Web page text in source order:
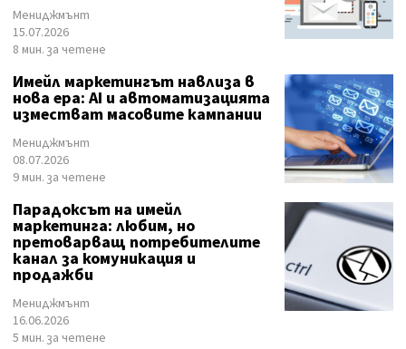
Мениджмънт
15.07.2026
8 мин. за четене
Имейл маркетингът навлиза в
нова ера: AI и автоматизацията
изместват масовите кампании
Мениджмънт
08.07.2026
9 мин. за четене
Парадоксът на имейл
маркетинга: любим, но
претоварващ потребителите
канал за комуникация и
продажби
Мениджмънт
16.06.2026
5 мин. за четене